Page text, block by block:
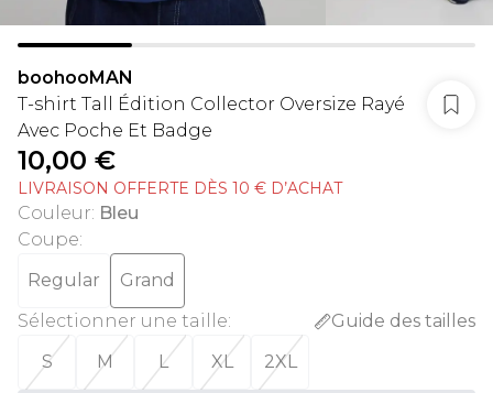
boohooMAN
T-shirt Tall Édition Collector Oversize Rayé
Avec Poche Et Badge
10,00 €
LIVRAISON OFFERTE DÈS 10 € D’ACHAT
Couleur: Bleu
Coupe:
Regular
Grand
Sélectionner une taille:
Guide des tailles
S
M L XL 2XL